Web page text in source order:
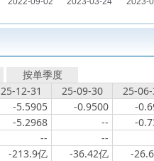
按单季度
25-12-31 25-09-30
25-
-5.5905 -0.9500
-
-5.2968 --
-
--
--
-213.9亿 -36.42亿
-